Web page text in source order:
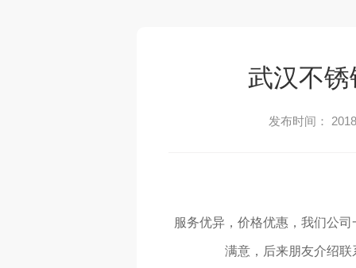
武汉不
发布时间：
服务优异，价格优惠，我们公司
满意，后来朋友介绍联